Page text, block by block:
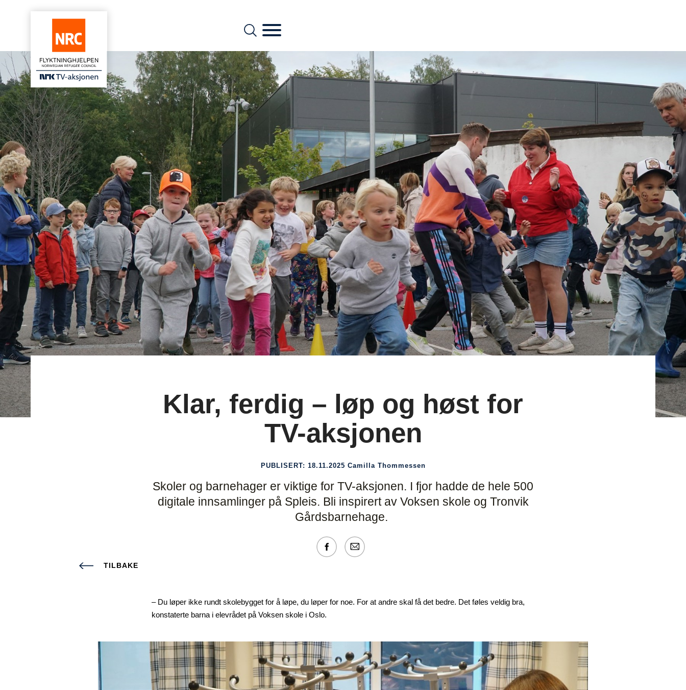
Klar, ferdig – løp og høst for
TV-aksjonen
PUBLISERT: 18.11.2025 Camilla Thommessen
Skoler og barnehager er viktige for TV-aksjonen. I fjor hadde de hele 500
digitale innsamlinger på Spleis. Bli inspirert av Voksen skole og Tronvik
Gårdsbarnehage.
TILBAKE
– Du løper ikke rundt skolebygget for å løpe, du løper for noe. For at andre skal få det bedre. Det føles veldig bra,
konstaterte barna i elevrådet på Voksen skole i Oslo.